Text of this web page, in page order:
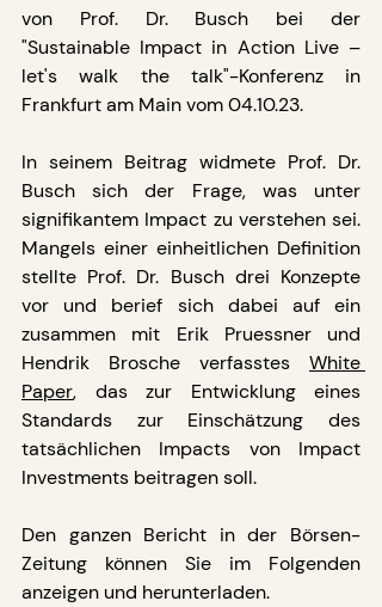
von Prof. Dr. Busch bei der
"Sustainable Impact in Action Live –
let's walk the talk"-Konferenz in
Frankfurt am Main vom 04.10.23.
In seinem Beitrag widmete Prof. Dr.
Busch sich der Frage, was unter
signifikantem Impact zu verstehen sei.
Mangels einer einheitlichen Definition
stellte Prof. Dr. Busch drei Konzepte
vor und berief sich dabei auf ein
zusammen mit Erik Pruessner und
Hendrik Brosche verfasstes White
Paper, das zur Entwicklung eines
Standards zur Einschätzung des
tatsächlichen Impacts von Impact
Investments beitragen soll.
Den ganzen Bericht in der Börsen-
Zeitung können Sie im Folgenden
anzeigen und herunterladen.